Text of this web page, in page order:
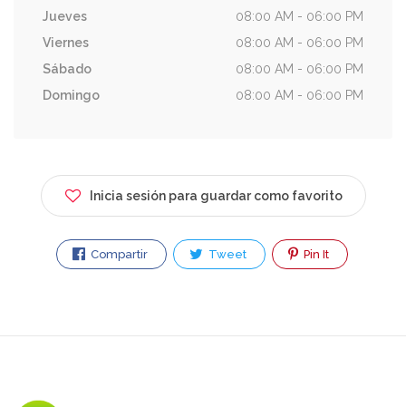
Jueves
08:00 AM - 06:00 PM
Viernes
08:00 AM - 06:00 PM
Sábado
08:00 AM - 06:00 PM
Domingo
08:00 AM - 06:00 PM
Inicia sesión para guardar como favorito
Compartir Tweet Pin It